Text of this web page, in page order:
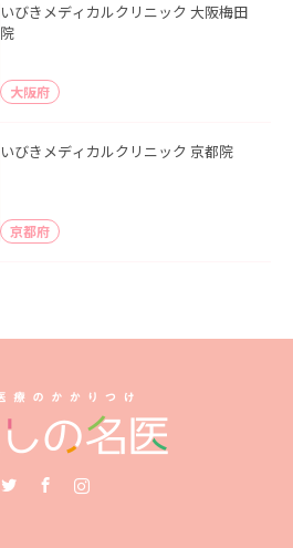
いびきメディカルクリニック 大阪梅田
院
大阪府
いびきメディカルクリニック 京都院
京都府